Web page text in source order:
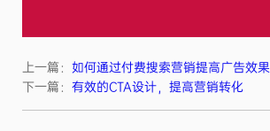
上一篇： 如何通过付费搜索营销提高广告效果
下一篇： 有效的CTA设计，提高营销转化